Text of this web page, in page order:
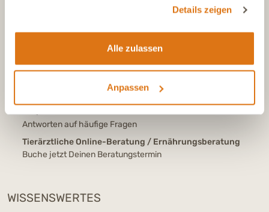
Details zeigen
Alle zulassen
Anpassen
Aus der Schweiz, Mo-Fr, 7-17 Uhr
info@dasgesundetier.de
Kontaktformular / Produktberatung
Antworten auf häufige Fragen
Tierärztliche Online-Beratung / Ernährungsberatung
Buche jetzt Deinen Beratungstermin
WISSENSWERTES